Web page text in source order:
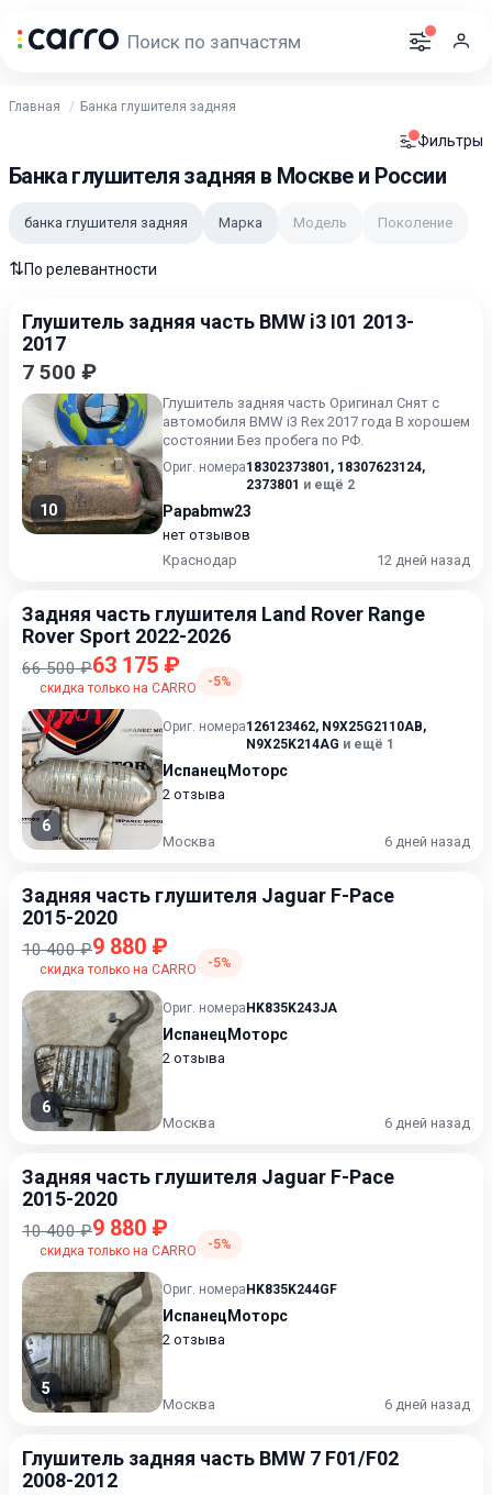
Главная Банка глушителя задняя
Фильтры
Банка глушителя задняя в Москве и России
банка глушителя задняя Марка Модель Поколение
⇅По релевантности
Глушитель задняя часть BMW i3 I01 2013-
2017
7 500 ₽
10
Глушитель задняя часть Оригинал Снят с
автомобиля BMW i3 Rex 2017 года В хорошем
состоянии Без пробега по РФ.
Ориг. номера18302373801 , 18307623124,
2373801 и ещё 2
Papabmw23
нет отзывов
Краснодар
12 дней назад
Задняя часть глушителя Land Rover Range
Rover Sport 2022-2026
66 500 ₽63 175 ₽
скидка только на CARRO -5%
6
Ориг. номера126123462, N9X25G2110AB,
N9X25K214AG и ещё 1
ИспанецМоторс
2 отзыва
Москва 6 дней назад
Задняя часть глушителя Jaguar F-Pace
2015-2020
10 400 ₽9 880 ₽
скидка только на CARRO -5%
6
Ориг. номера HK835K243JA
ИспанецМоторс
2 отзыва
Москва 6 дней назад
Задняя часть глушителя Jaguar F-Pace
2015-2020
10 400 ₽9 880 ₽
скидка только на CARRO -5%
5
Ориг. номера HK835K244GF
ИспанецМоторс
2 отзыва
Москва 6 дней назад
Глушитель задняя часть BMW 7 F01/F02
2008-2012